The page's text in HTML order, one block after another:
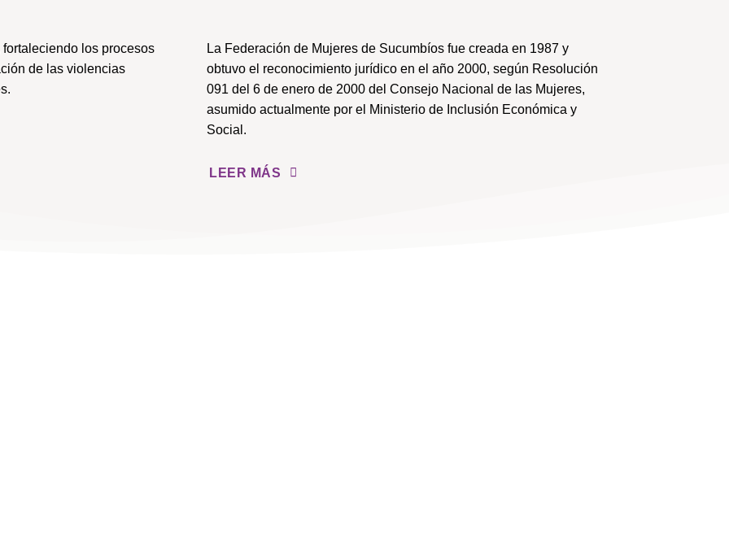
los procesos
de las violencias
La Federación de Mujeres de Sucumbíos fue creada en 1987 y
obtuvo el reconocimiento jurídico en el año 2000, según Resolución
091 del 6 de enero de 2000 del Consejo Nacional de las Mujeres,
asumido actualmente por el Ministerio de Inclusión Económica y
Social.
LEER MÁS